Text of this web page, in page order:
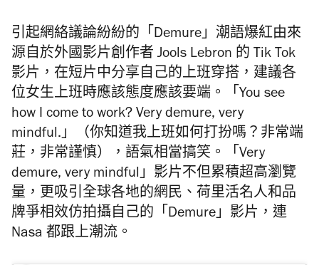
引起網絡議論紛紛的「Demure」潮語爆紅由來
源自於外國影片創作者 Jools Lebron 的 Tik Tok
影片，在短片中分享自己的上班穿搭，建議各
位女生上班時應該態度應該要端。「You see
how I come to work? Very demure, very
mindful.」（你知道我上班如何打扮嗎？非常端
莊，非常謹慎），語氣相當搞笑。「Very
demure, very mindful」影片不但累積超高瀏覽
量，更吸引全球各地的網民、荷里活名人和品
牌爭相效仿拍攝自己的「Demure」影片，連
Nasa 都跟上潮流。